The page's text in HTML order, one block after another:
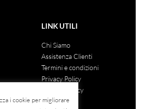
LINK UTILI
Chi Siamo
Assistenza Clienti
Termini e condizioni
Privacy Policy
Cookies Policy
i cookie per migliorare